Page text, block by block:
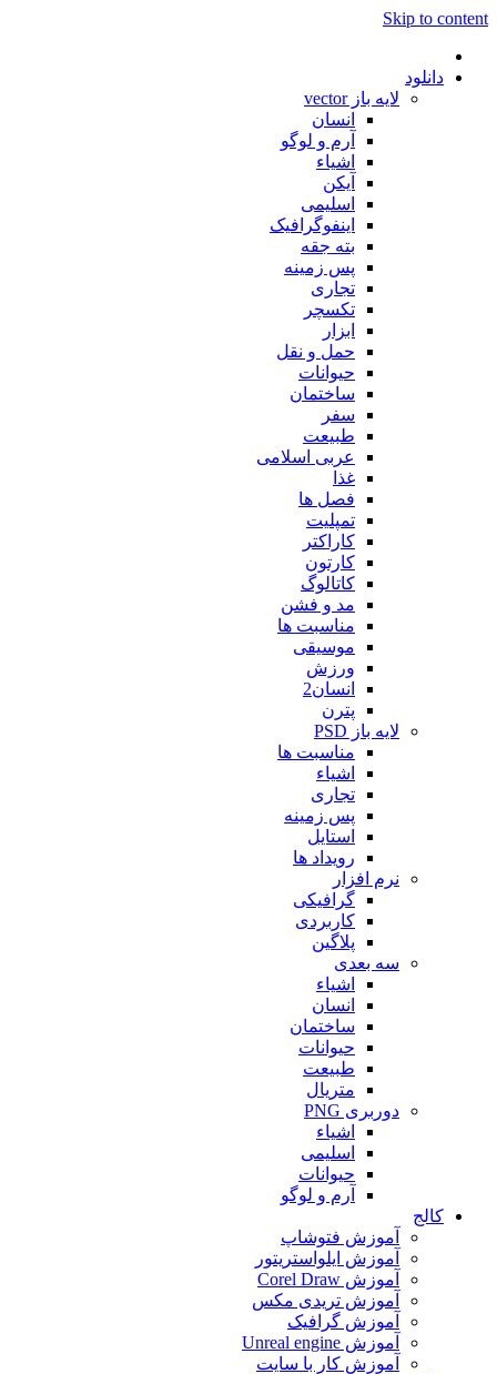
Skip to content
دانلود
لایه باز vector
انسان
آرم و لوگو
اشیاء
آیکن
اسلیمی
اینفوگرافیک
بته جقه
پس زمینه
تجاری
تکسچر
ابزار
حمل و نقل
حیوانات
ساختمان
سفر
طبیعت
عربی اسلامی
غذا
فصل ها
تمپلیت
کاراکتر
کارتون
کاتالوگ
مد و فشن
مناسبت ها
موسیقی
ورزش
انسان2
پترن
لایه باز PSD
مناسبت ها
اشیاء
تجاری
پس زمینه
استایل
رویداد ها
نرم افزار
گرافیکی
کاربردی
پلاگین
سه بعدی
اشیاء
انسان
ساختمان
حیوانات
طبیعت
متریال
دوربری PNG
اشیاء
اسلیمی
حیوانات
آرم و لوگو
کالج
آموزش فتوشاپ
آموزش ایلواستریتور
آموزش Corel Draw
آموزش تریدی مکس
آموزش گرافیک
آموزش Unreal engine
آموزش کار با سایت